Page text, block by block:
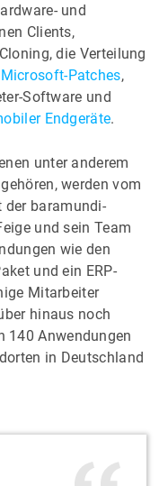
und
Clients,
die Verteilung
Microsoft-Patches,
Software und
Endgeräte.
unter anderem
werden vom
der baramundi-
und sein Team
wie den
und ein ERP-
Mitarbeiter
hinaus noch
140 Anwendungen
in Deutschland